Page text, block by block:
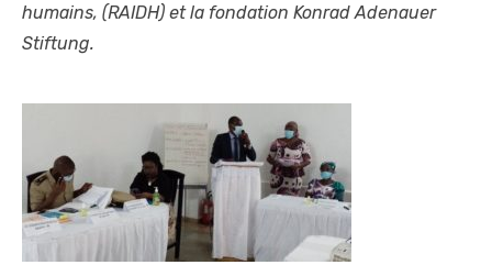
humains, (RAIDH) et la fondation Konrad Adenauer
Stiftung.